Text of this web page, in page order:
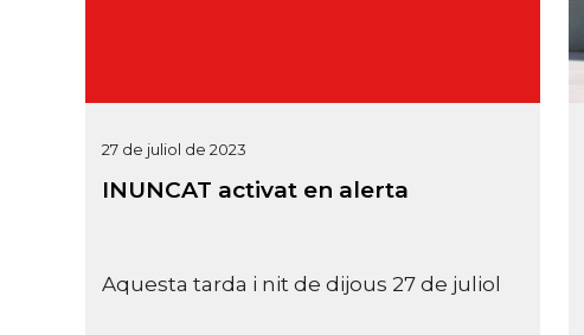
27 de juliol de 2023
INUNCAT activat en alerta
Aquesta tarda i nit de dijous 27 de juliol